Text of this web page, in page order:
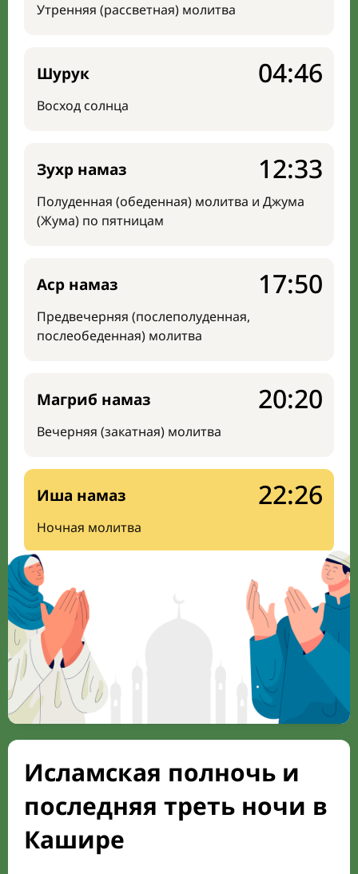
Утренняя (рассветная) молитва
Шурук
Восход солнца
04:46
Зухр намаз
Полуденная (обеденная) молитва и Джума
(Жума) по пятницам
12:33
Аср намаз
Предвечерняя (послеполуденная,
послеобеденная) молитва
17:50
Магриб намаз
Вечерняя (закатная) молитва
20:20
Иша намаз
Ночная молитва
22:26
Исламская полночь и
последняя треть ночи в
Кашире